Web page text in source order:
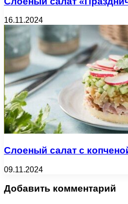
16.11.2024
Слоеный салат с
09.11.2024
Добавить комментарий